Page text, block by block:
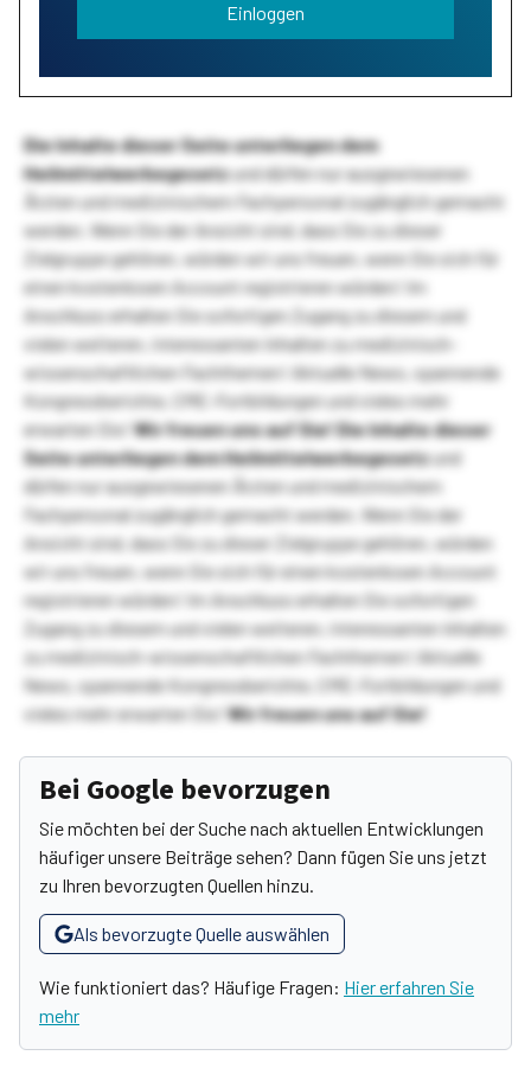
Einloggen
Die Inhalte dieser Seite unterliegen dem
Heilmittelwerbegesetzund dürfen nur ausgewiesenen
Ärzten und medizinischem Fachpersonal zugänglich gemacht
werden. Wenn Sie der Ansicht sind, dass Sie zu dieser
Zielgruppe gehören, würden wir uns freuen, wenn Sie sich für
einen kostenlosen Account registrieren würden! Im
Anschluss erhalten Sie sofortigen Zugang zu diesem und
vielen weiteren, interessanten Inhalten zu medizinisch-
wissenschaftlichen Fachthemen! Aktuelle News, spannende
Kongressberichte, CME-Fortbildungen und vieles mehr
erwarten Sie!Wir freuen uns auf Sie!Die Inhalte dieser
Seite unterliegen dem Heilmittelwerbegesetzund
dürfen nur ausgewiesenen Ärzten und medizinischem
Fachpersonal zugänglich gemacht werden. Wenn Sie der
Ansicht sind, dass Sie zu dieser Zielgruppe gehören, würden
wir uns freuen, wenn Sie sich für einen kostenlosen Account
registrieren würden! Im Anschluss erhalten Sie sofortigen
Zugang zu diesem und vielen weiteren, interessanten Inhalten
zu medizinisch-wissenschaftlichen Fachthemen! Aktuelle
News, spannende Kongressberichte, CME-Fortbildungen und
vieles mehr erwarten Sie!Wir freuen uns auf Sie!
Bei Google bevorzugen
Sie möchten bei der Suche nach aktuellen Entwicklungen
häufiger unsere Beiträge sehen? Dann fügen Sie uns jetzt
zu Ihren bevorzugten Quellen hinzu.
Als bevorzugte Quelle auswählen
Wie funktioniert das? Häufige Fragen: Hier erfahren Sie
mehr